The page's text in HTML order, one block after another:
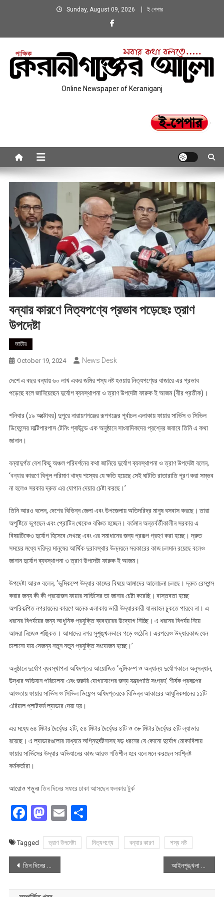
Sunday, August 09, 2026 ই পেপার
Online Newspaper of Keraniganj
বন্যার কারণে নিত্যপণ্যে প্রভাব পড়েছেঃ ত্রাণ
উপদেষ্টা
জাতীয়
October 19, 2024 News Desk
দেশে এ বছর বন্যায় ৬০ লাখ একর জমির শস্য নষ্ট হওয়ায় নিত্যপণ্যের বাজারে এর প্রভাব
পড়েছে বলে জানিয়েছেন দুর্যোগ ব্যবস্থাপনা ও ত্রাণ উপদেষ্টা ফারুক ই আজম (বীর প্রতীক)।
শনিবার (১৯ অক্টোবর) দুপুরে নারায়ণগঞ্জের রূপগঞ্জের পূর্বাচল এলাকায় ফায়ার সার্ভিস ও সিভিল
ডিফেন্সের মাল্টিপারপাস টেনিং গ্ৰাউন্ডে এক অনুষ্ঠানে সাংবাদিকদের প্রশ্নের জবাবে তিনি এ কথা
জানান।
বন্যাদুর্গত বেশ কিছু অঞ্চল পরিদর্শনের কথা জানিয়ে দুর্যোগ ব্যবস্থাপনা ও ত্রাণ উপদেষ্টা বলেন,
‘বন্যার কারণে বিপুল পরিমাণ খাদ্য শস্যের যে ক্ষতি হয়েছে সেই ঘাটতি রাতারাতি পূরণ করা সম্ভব
না হলেও সরকার দ্রুত এর যোগান দেয়ার চেষ্টা করছে।’
তিনি আরও বলেন, দেশের বিভিন্ন জেলা এবং উপজেলায় অতিদরিদ্র মানুষ বসবাস করছে। তারা
অপুষ্টিতে ভুগছেন এবং প্রোটিন থেকেও বঞ্চিত হচ্ছেন। বর্তমান অন্তর্বর্তীকালীন সরকার এ
বিষয়টিকেও দুর্যোগ হিসেবে দেখছে এবং এর সমাধানের জন্য প্রকল্প গ্রহণ করা হচ্ছে। দ্রুত
সময়ের মধ্যে দরিদ্র মানুষের আর্থিক দুরাবস্থার উন্নয়নে সরকারের কাজ চলমান রয়েছে বলেও
জানান দুর্যোগ ব্যবস্থাপনা ও ত্রাণ উপদেষ্টা ফারুক ই আজম।
উপদেষ্টা আরও বলেন, ‘ভূমিকম্পে উদ্ধার কাজের বিষয়ে আমাদের আলোচনা চলছে। দ্রুত রেসপন্স
করার জন্য কী কী প্রয়োজন ফায়ার সার্ভিসের তা জানার চেষ্টা করেছি। বাস্তবতা হচ্ছে
অপরিকল্পিত নগরায়নের কারণে অনেক এলাকায় ভারী উদ্ধারকারী যানবাহন ঢুকতে পারবে না। এ
ধরনের বিপর্যয়ের জন্য আধুনিক প্রযুক্তি ব্যবহারের উদ্যোগ নিচ্ছি। এ ধরনের বিপর্যয় নিয়ে
আমরা নিজেও শঙ্কিত। আমাদের নগর সুশৃঙ্খলভাবে গড়ে ওঠেনি। এরপরেও উদ্ধারকাজ যেন
চালানো যায় সেজন্য নতুন নতুন প্রযুক্তি সংযোজন হচ্ছে।’
অনুষ্ঠানে দুর্যোগ ব্যবস্থাপনা অধিদপ্তর আয়োজিত ‘ভূমিকম্প ও অন্যান্য দুর্যোগকালে অনুসন্ধান,
উদ্ধার অভিযান পরিচালনা এবং জরুরি যোগাযোগের জন্য যন্ত্রপাতি সংগ্রহ’ শীর্ষক প্রকল্পের
আওতায় ফায়ার সার্ভিস ও সিভিল ডিফেন্স অধিদপ্তরকে বিভিন্ন আকারের আধুনিকমানের ১১টি
এরিয়াল প্লাটফর্ম ল্যাডার দেয়া হয়।
এর মধ্যে ৬৪ মিটার দৈর্ঘ্যের ২টি, ৫৪ মিটার দৈর্ঘ্যের ৪টি ও ৩৮ মিটার দৈর্ঘ্যের ৫টি ল্যাডার
রয়েছে। এ ল্যাডারগুলোর মাধ্যমে অগ্নিদুর্ঘটনাসহ বড় ধরনের যে কোনো দুর্যোগ মোকাবিলায়
ফায়ার সার্ভিসের উদ্ধার অভিযানের কাজ আরও গতিশীল হবে বলে মনে করছেন সংশ্লিষ্ট
কর্মকর্তারা।
আরোও পড়ূনঃতিন দিনের সফরে ঢাকা আসছেন ফলকার টুর্ক
Facebook
Mastodon
EmailShare
Tagged ত্রাণ উপদেষ্টা নিত্যপণ্যে বন্যার কারণ শস্য নষ্ট
Post
navigation
তিন দিনের সফরে ঢাকা আসছেন ফলকার টুর্ক আইনশৃঙ্খলা পরিস্থিতি উন্নতির দিকেঃ স্বরাষ্ট্র উপদেষ্টা